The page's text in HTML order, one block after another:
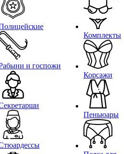
и госпожи
Комплекты
Корсажи
Пеньюары